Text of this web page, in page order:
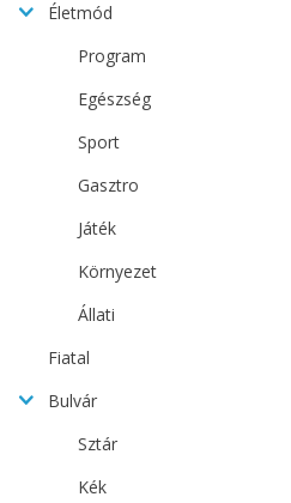
Életmód
Program
Egészség
Sport
Gasztro
Játék
Környezet
Állati
Fiatal
Bulvár
Sztár
Kék